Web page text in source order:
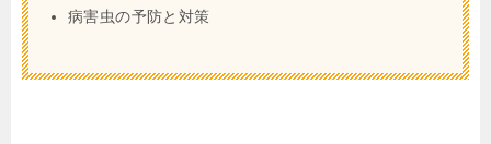
病害虫の予防と対策